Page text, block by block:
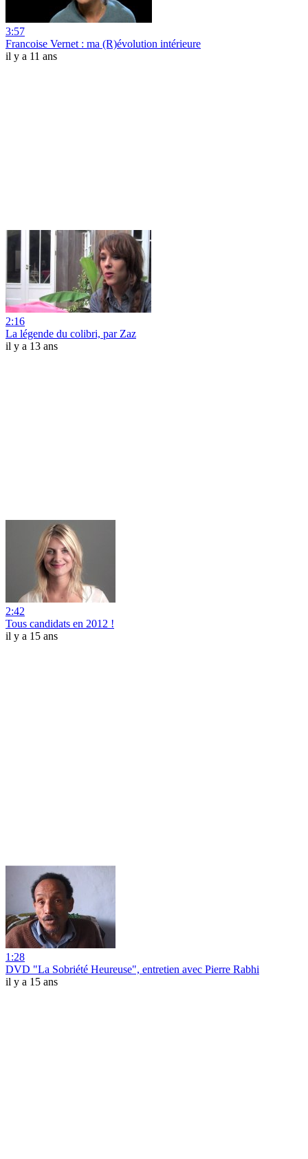
3:57
Francoise Vernet : ma (R)évolution intérieure
il y a 11 ans
2:16
La légende du colibri, par Zaz
il y a 13 ans
2:42
Tous candidats en 2012 !
il y a 15 ans
1:28
DVD "La Sobriété Heureuse", entretien avec Pierre Rabhi
il y a 15 ans